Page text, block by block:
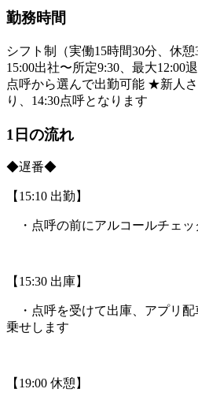
勤務時間
シフト制（実働15時間30分、休
15:00出社〜所定9:30、最大12:00
点呼から選んで出勤可能 ★新人
り、14:30点呼となります
1日の流れ
◆遅番◆
【15:10 出勤】
・点呼の前にアルコールチェッ
【15:30 出庫】
・点呼を受けて出庫、アプリ配
乗せします
【19:00 休憩】